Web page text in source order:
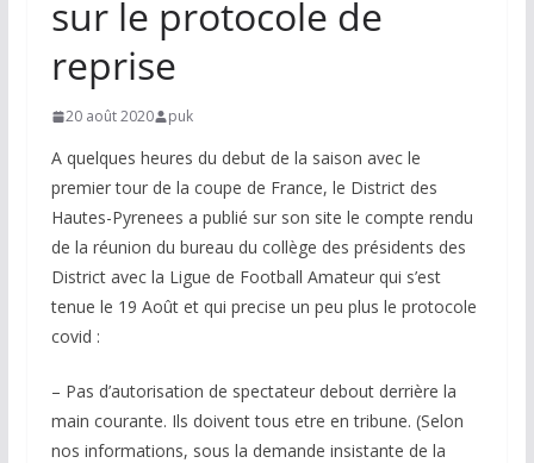
sur le protocole de
reprise
20 août 2020 puk
A quelques heures du debut de la saison avec le
premier tour de la coupe de France, le District des
Hautes-Pyrenees a publié sur son site le compte rendu
de la réunion du bureau du collège des présidents des
District avec la Ligue de Football Amateur qui s’est
tenue le 19 Août et qui precise un peu plus le protocole
covid :
– Pas d’autorisation de spectateur debout derrière la
main courante. Ils doivent tous etre en tribune. (Selon
nos informations, sous la demande insistante de la